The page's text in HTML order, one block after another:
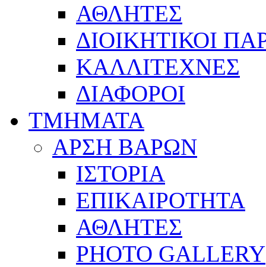
ΑΘΛΗΤΕΣ
ΔΙΟΙΚΗΤΙΚΟΙ
ΚΑΛΛΙΤΕΧΝΕΣ
ΔΙΑΦΟΡΟΙ
ΤΜΗΜΑΤΑ
ΑΡΣΗ ΒΑΡΩΝ
ΙΣΤΟΡΙΑ
ΕΠΙΚΑΙΡΟΤΗΤΑ
ΑΘΛΗΤΕΣ
PHOTO GALLERY